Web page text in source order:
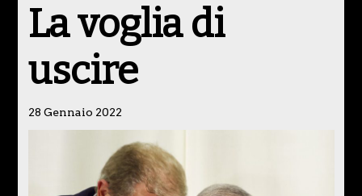
La voglia di
uscire
28 Gennaio 2022